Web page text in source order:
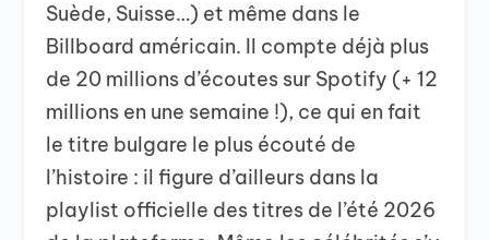
Suède, Suisse…) et même dans le
Billboard américain. Il compte déjà plus
de 20 millions d’écoutes sur Spotify (+ 12
millions en une semaine !), ce qui en fait
le titre bulgare le plus écouté de
l’histoire : il figure d’ailleurs dans la
playlist officielle des titres de l’été 2026